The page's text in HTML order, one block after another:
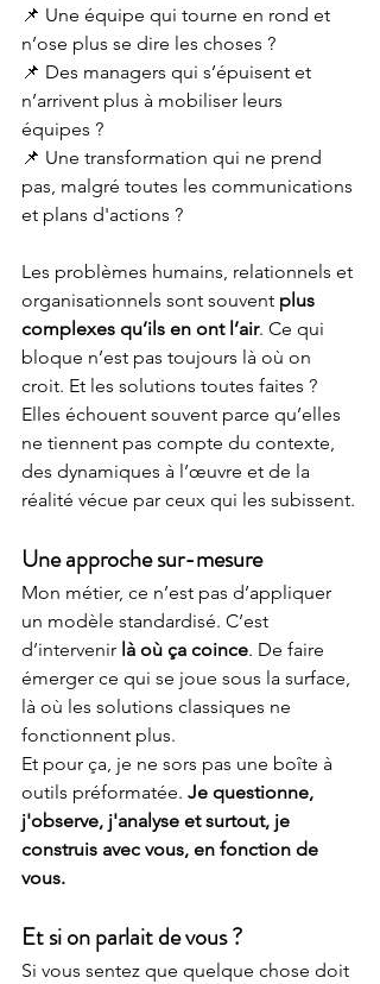
📌 Une équipe qui tourne en rond et
n’ose plus se dire les choses ?
📌 Des managers qui s’épuisent et
n’arrivent plus à mobiliser leurs
équipes ?
📌 Une transformation qui ne prend
pas, malgré toutes les communications
et plans d'actions ?
Les problèmes humains, relationnels et
organisationnels sont souvent plus
complexes qu’ils en ont l’air. Ce qui
bloque n’est pas toujours là où on
croit. Et les solutions toutes faites ?
Elles échouent souvent parce qu’elles
ne tiennent pas compte du contexte,
des dynamiques à l’œuvre et de la
réalité vécue par ceux qui les subissent.
Une approche sur-mesure
Mon métier, ce n’est pas d’appliquer
un modèle standardisé. C’est
d’intervenir là où ça coince. De faire
émerger ce qui se joue sous la surface,
là où les solutions classiques ne
fonctionnent plus.
Et pour ça, je ne sors pas une boîte à
outils préformatée. Je questionne,
j'observe, j'analyse et surtout, je
construis avec vous, en fonction de
vous.
Et si on parlait de vous ?
Si vous sentez que quelque chose doit